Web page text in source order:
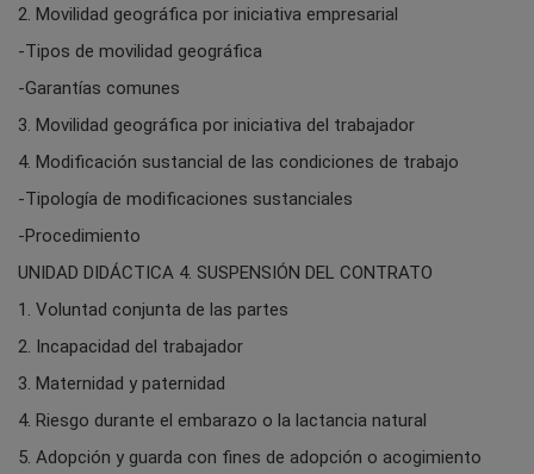
2. Movilidad geográfica por iniciativa empresarial
-Tipos de movilidad geográfica
-Garantías comunes
3. Movilidad geográfica por iniciativa del trabajador
4. Modificación sustancial de las condiciones de trabajo
-Tipología de modificaciones sustanciales
-Procedimiento
UNIDAD DIDÁCTICA 4. SUSPENSIÓN DEL CONTRATO
1. Voluntad conjunta de las partes
2. Incapacidad del trabajador
3. Maternidad y paternidad
4. Riesgo durante el embarazo o la lactancia natural
5. Adopción y guarda con fines de adopción o acogimiento